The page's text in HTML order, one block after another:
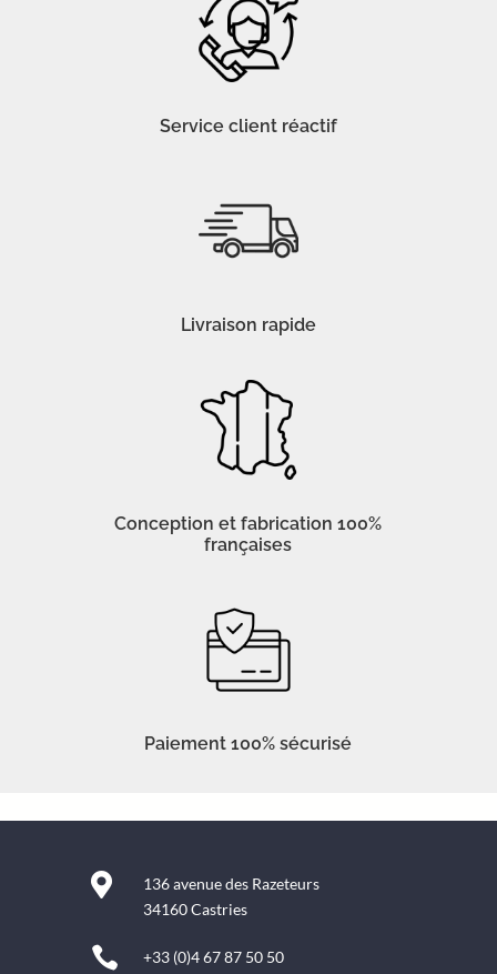
Service client réactif
Livraison rapide
Conception et fabrication 100%
françaises
Paiement 100% sécurisé

136 avenue des Razeteurs
34160 Castries
 +33 (0)4 67 87 50 50